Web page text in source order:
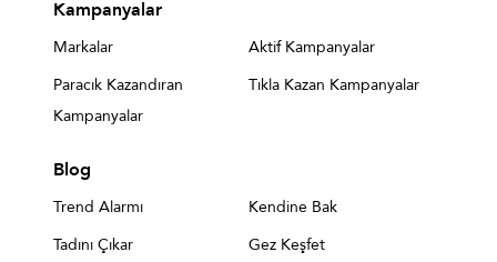
Kampanyalar
Markalar
Aktif Kampanyalar
Paracık Kazandıran
Kampanyalar
Tıkla Kazan Kampanyalar
Blog
Trend Alarmı
Kendine Bak
Tadını Çıkar
Gez Keşfet